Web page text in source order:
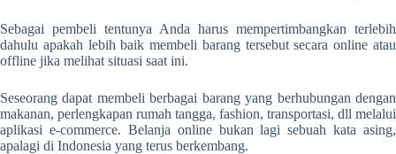
Sebagai pembeli tentunya Anda harus mempertimbangkan terlebih
dahulu apakah lebih baik membeli barang tersebut secara online atau
offline jika melihat situasi saat ini.
Seseorang dapat membeli berbagai barang yang berhubungan dengan
makanan, perlengkapan rumah tangga, fashion, transportasi, dll melalui
aplikasi e-commerce. Belanja online bukan lagi sebuah kata asing,
apalagi di Indonesia yang terus berkembang.